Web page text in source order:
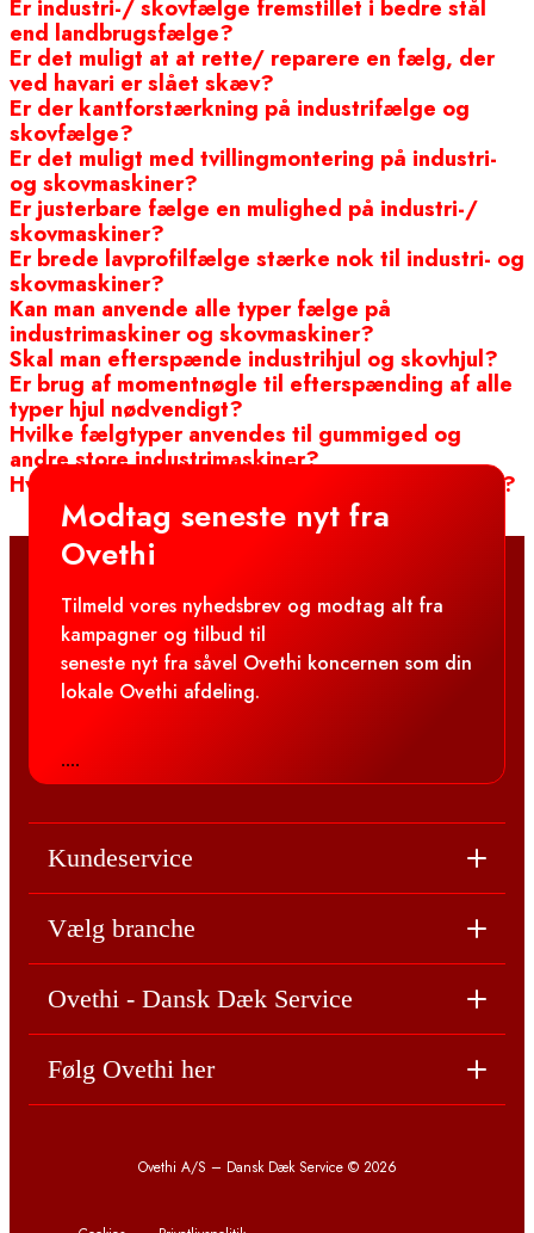
Er industri-/ skovfælge fremstillet i bedre stål
end landbrugsfælge?
Er det muligt at at rette/ reparere en fælg, der
ved havari er slået skæv?
Er der kantforstærkning på industrifælge og
skovfælge?
Er det muligt med tvillingmontering på industri-
og skovmaskiner?
Er justerbare fælge en mulighed på industri-/
skovmaskiner?
Er brede lavprofilfælge stærke nok til industri- og
skovmaskiner?
Kan man anvende alle typer fælge på
industrimaskiner og skovmaskiner?
Skal man efterspænde industrihjul og skovhjul?
Er brug af momentnøgle til efterspænding af alle
typer hjul nødvendigt?
Hvilke fælgtyper anvendes til gummiged og
andre store industrimaskiner?
Hvad angives dimensionbetegnelsen for fælge i?
Modtag seneste nyt fra
Ovethi
Tilmeld vores nyhedsbrev og modtag alt fra
kampagner og tilbud til
seneste nyt fra såvel Ovethi koncernen som din
lokale Ovethi afdeling.
....
Kundeservice
Vælg branche
Ovethi - Dansk Dæk Service
Følg Ovethi her
Ovethi A/S – Dansk Dæk Service © 2026